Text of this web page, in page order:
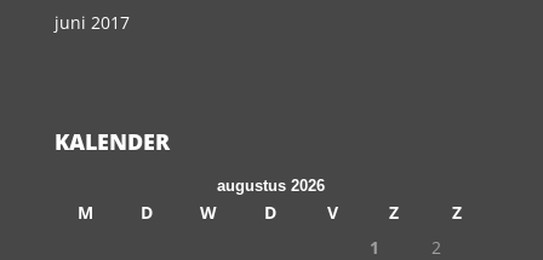
juni 2017
KALENDER
augustus 2026
M D W D V Z
Z
1
2